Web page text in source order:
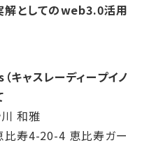
解としてのweb3.0活用
ャスレーディープイノ
和雅
寿4-20-4 恵比寿ガー